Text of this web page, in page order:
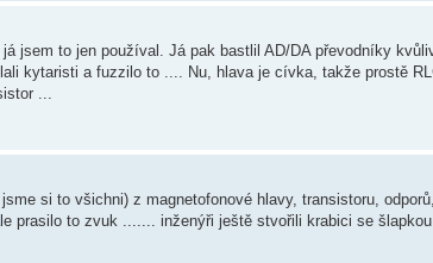
jsem to jen používal. Já pak bastlil AD/DA převodníky
kytaristi a fuzzilo to .... Nu, hlava je cívka, takže prostě
...
si to všichni) z magnetofonové hlavy, transistoru,
prasilo to zvuk ....... inženýři ještě stvořili krabici se